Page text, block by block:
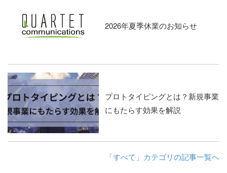
2026年夏季休業のお知らせ
プロトタイピングとは？新規事業
にもたらす効果を解説
「すべて」カテゴリの記事一覧へ